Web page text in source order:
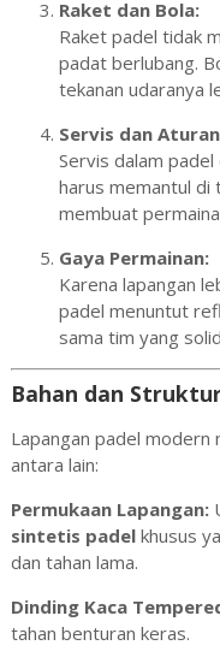
Raket dan Bola:
Raket padel tidak
padat berlubang.
tekanan udaranya
Servis dan
Servis dalam padel
harus memantul di
membuat
Gaya Permainan:
Karena lapangan
padel menuntut
sama tim yang
Bahan dan
Lapangan padel
antara lain:
Permukaan Lapangan:
sintetis padelkhusus
dan tahan lama.
Dinding Kaca
tahan benturan keras.